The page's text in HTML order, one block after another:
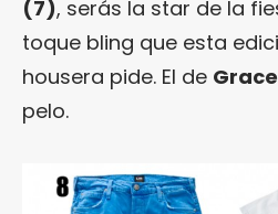
(7), serás la star de la
toque bling que esta
housera pide. El de
pelo.